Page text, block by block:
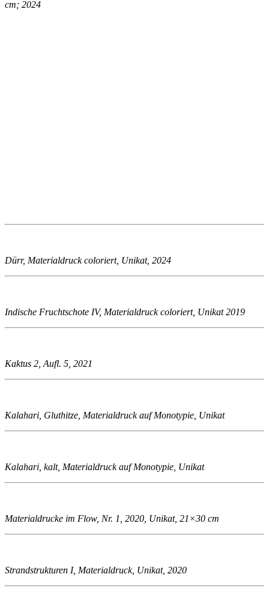
cm; 2024
Dürr, Materialdruck coloriert, Unikat, 2024
Indische Fruchtschote IV, Materialdruck coloriert, Unikat 2019
Kaktus 2, Aufl. 5, 2021
Kalahari, Gluthitze, Materialdruck auf Monotypie, Unikat
Kalahari, kalt, Materialdruck auf Monotypie, Unikat
Materialdrucke im Flow, Nr. 1, 2020, Unikat, 21×30 cm
Strandstrukturen I, Materialdruck, Unikat, 2020